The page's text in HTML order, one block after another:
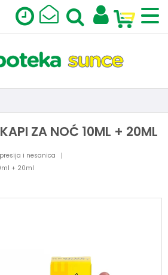
ZA NOĆ 10ML + 20ML
i nesanica
+ 20ml